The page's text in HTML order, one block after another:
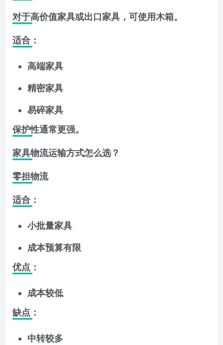
对于高价值家具或出口家具，可使用木箱。
适合：
高端家具
精密家具
易碎家具
保护性通常更强。
家具物流运输方式怎么选？
零担物流
适合：
小批量家具
成本预算有限
优点：
成本较低
缺点：
中转较多